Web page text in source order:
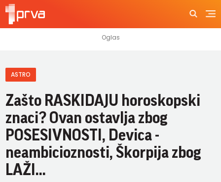
ASTRO
Zašto RASKIDAJU horoskopski
znaci? Ovan ostavlja zbog
POSESIVNOSTI, Devica -
neambicioznosti, Škorpija zbog
LAŽI...